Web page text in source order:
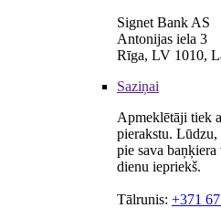
Signet Bank AS
Antonijas iela 3
Rīga, LV 1010,
Saziņai
Apmeklētāji tiek
pierakstu. Lūdzu,
pie sava
dienu iepriekš.
Tālrunis: +371